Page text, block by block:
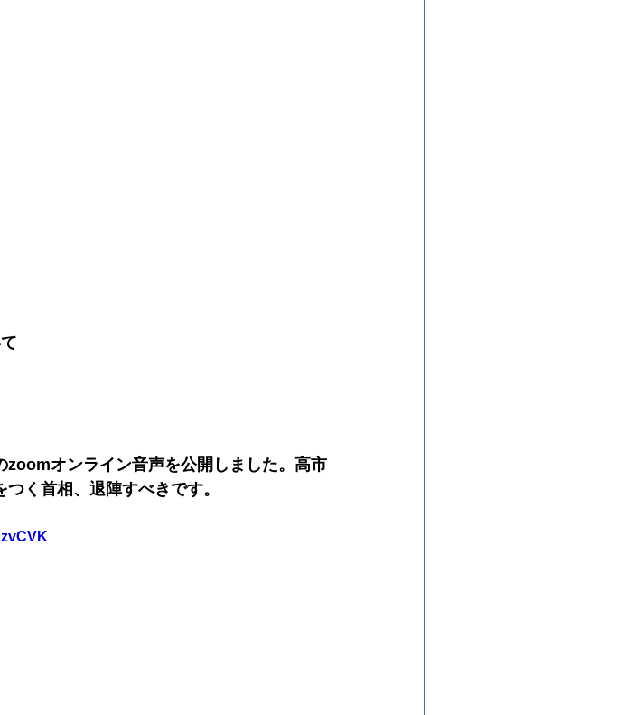
オンライン音声を公開しました。高市
く首相、退陣すべきです。